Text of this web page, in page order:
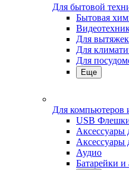
Для бытовой
Бытовая
Для вытяжек
Для
Для
Еще
Для компьютеров
USB
Аксессуары
Аксессуары
Аудио
Батарейки и